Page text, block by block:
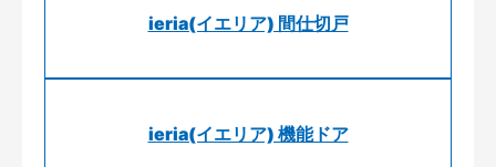
ieria(イエリア) 間仕切戸
ieria(イエリア) 機能ドア